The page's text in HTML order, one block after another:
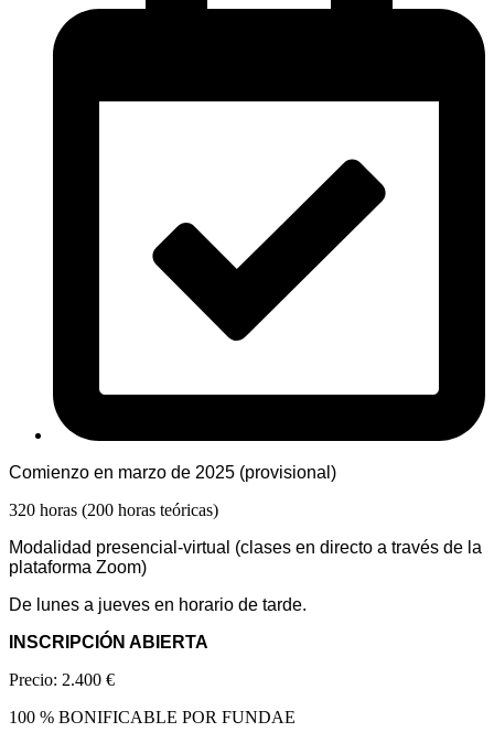
Comienzo en marzo de 2025 (provisional)
320 horas (200 horas teóricas)
Modalidad presencial-virtual (clases en directo a través de la
plataforma Zoom)
De lunes a jueves en horario de tarde.
INSCRIPCIÓN ABIERTA
Precio: 2.400 €
100 % BONIFICABLE POR FUNDAE